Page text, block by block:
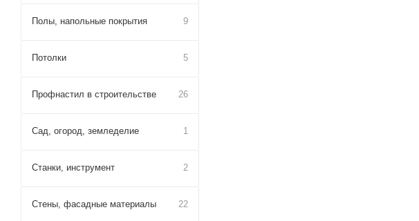
Полы, напольные покрытия 9
Потолки 5
Профнастил в строительстве 26
Сад, огород, земледелие 1
Станки, инструмент 2
Стены, фасадные материалы 22